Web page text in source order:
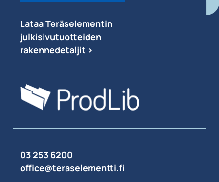
Lataa Teräselementin
julkisivutuotteiden
rakennedetaljit >
03 253 6200
office@teraselementti.ﬁ